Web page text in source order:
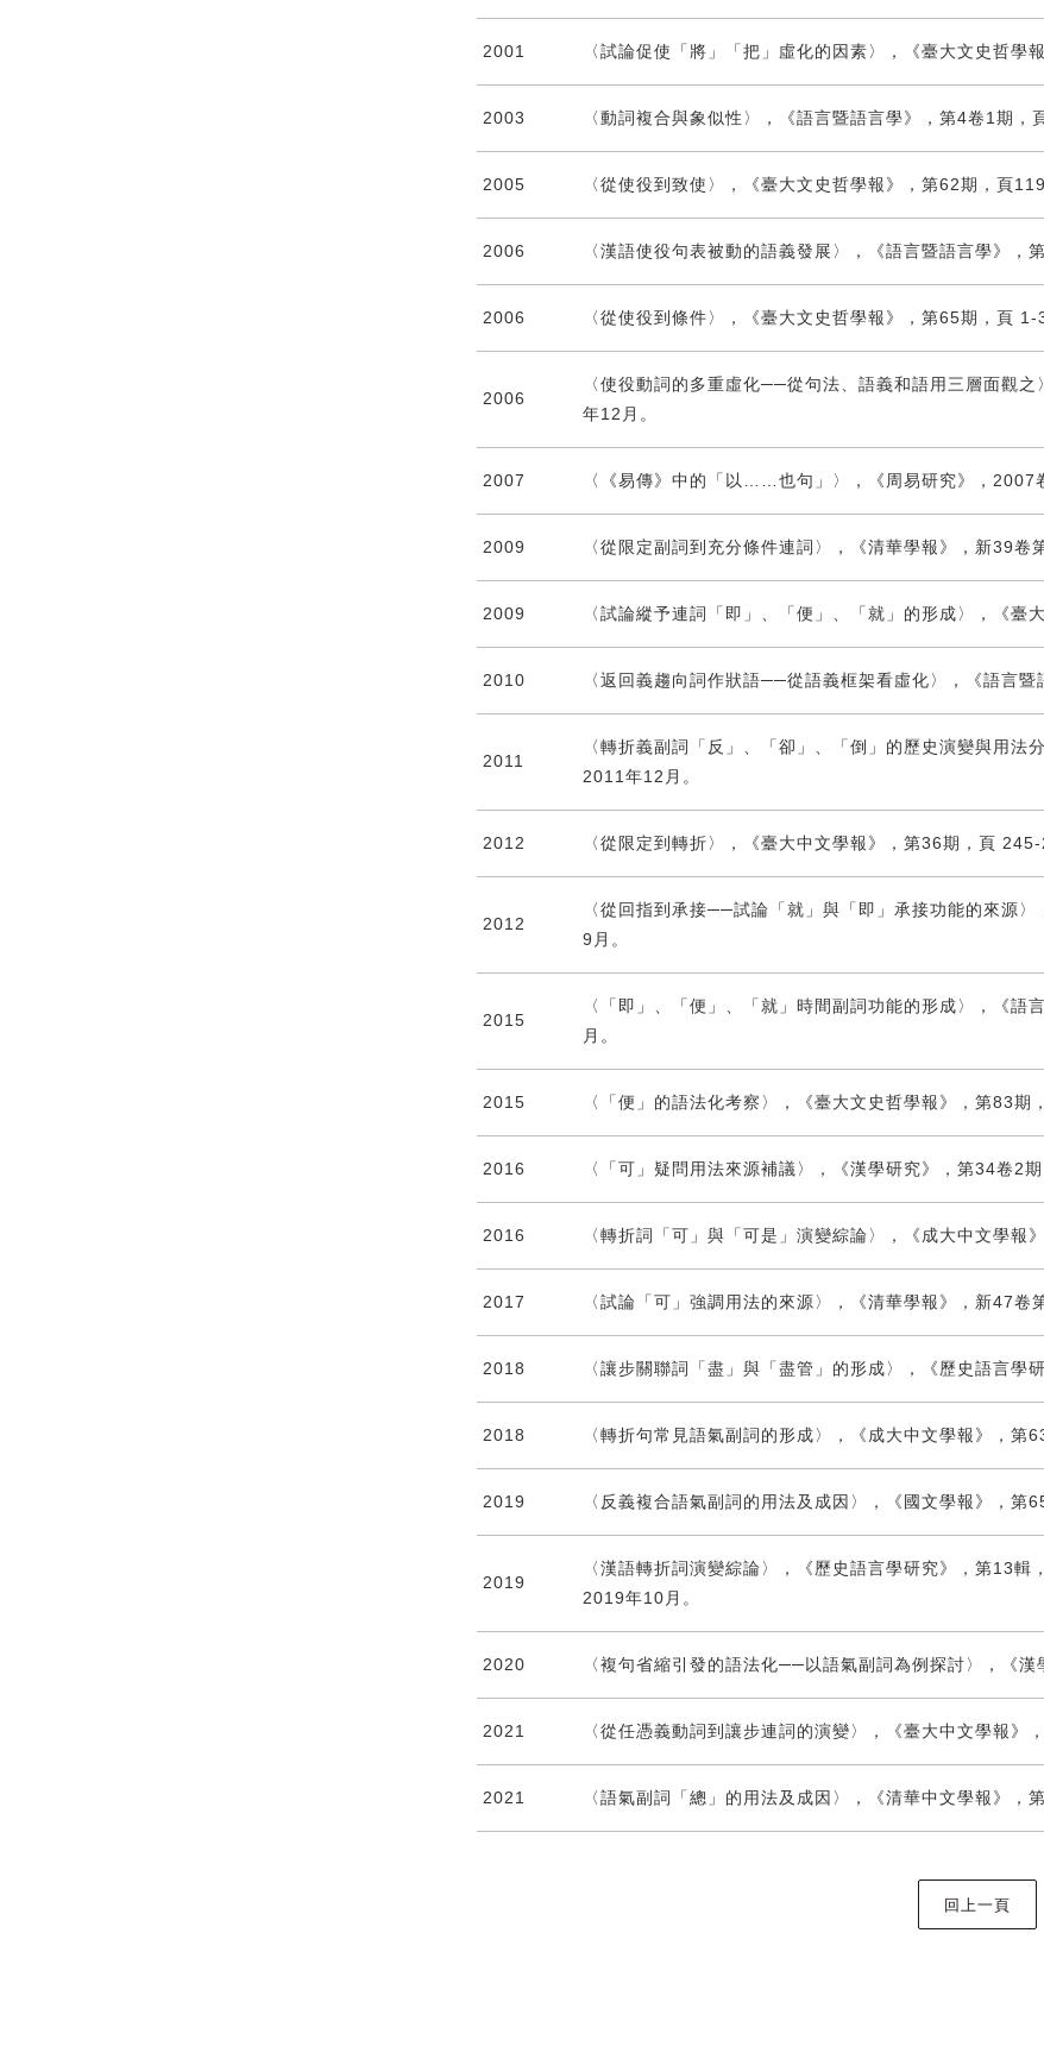
2001 〈試論促使「將」「把」虛化的因素〉，《臺大文史哲
2003 〈動詞複合與象似性〉，《語言暨語言學》，第4卷1期，
2005 〈從使役到致使〉，《臺大文史哲學報》，第62期，頁
2006 〈漢語使役句表被動的語義發展〉，《語言暨語言學》，
2006 〈從使役到條件〉，《臺大文史哲學報》，第65期，頁 1-
2006
〈使役動詞的多重虛化──從句法、語義和語用三層面觀
年12月。
2007 〈《易傳》中的「以……也句」〉，《周易研究》，2007
2009 〈從限定副詞到充分條件連詞〉，《清華學報》，新39
2009 〈試論縱予連詞「即」、「便」、「就」的形成〉，《
2010 〈返回義趨向詞作狀語──從語義框架看虛化〉，《語言
2011
〈轉折義副詞「反」、「卻」、「倒」的歷史演變與用
2011年12月。
2012 〈從限定到轉折〉，《臺大中文學報》，第36期，頁
2012
〈從回指到承接──試論「就」與「即」承接功能的來源
9月。
2015
〈「即」、「便」、「就」時間副詞功能的形成〉，《
月。
2015 〈「便」的語法化考察〉，《臺大文史哲學報》，第83
2016 〈「可」疑問用法來源補議〉，《漢學研究》，第34卷2
2016 〈轉折詞「可」與「可是」演變綜論〉，《成大中文學
2017 〈試論「可」強調用法的來源〉，《清華學報》，新47卷
2018 〈讓步關聯詞「盡」與「盡管」的形成〉，《歷史語言
2018 〈轉折句常見語氣副詞的形成〉，《成大中文學報》，第
2019 〈反義複合語氣副詞的用法及成因〉，《國文學報》，第
2019
〈漢語轉折詞演變綜論〉，《歷史語言學研究》，第13
2019年10月。
2020 〈複句省縮引發的語法化──以語氣副詞為例探討〉，《
2021 〈從任憑義動詞到讓步連詞的演變〉，《臺大中文學報》
2021 〈語氣副詞「總」的用法及成因〉，《清華中文學報》，